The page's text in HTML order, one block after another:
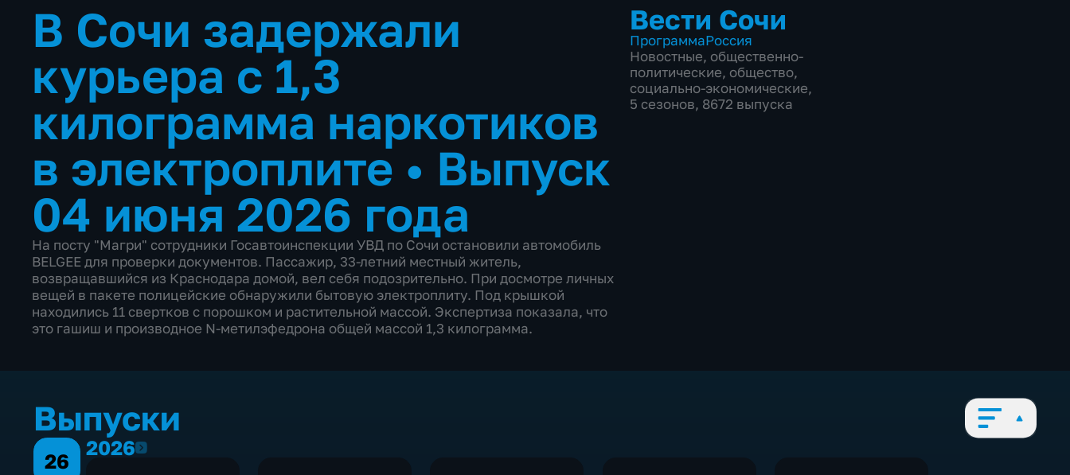
В Сочи задержали
курьера с 1,3
килограмма наркотиков
в электроплите • Выпуск
04 июня 2026 года
На посту "Магри" сотрудники Госавтоинспекции УВД по Сочи остановили автомобиль
BELGEE для проверки документов. Пассажир, 33-летний местный житель,
возвращавшийся из Краснодара домой, вел себя подозрительно. При досмотре личных
вещей в пакете полицейские обнаружили бытовую электроплиту. Под крышкой
находились 11 свертков с порошком и растительной массой. Экспертиза показала, что
это гашиш и производное N-метилэфедрона общей массой 1,3 килограмма.
Вести Сочи
ПрограммаРоссия
Новостные, общественно-
политические, общество,
социально-экономические,
5 сезонов, 8672 выпуска
Выпуски
26
20262026